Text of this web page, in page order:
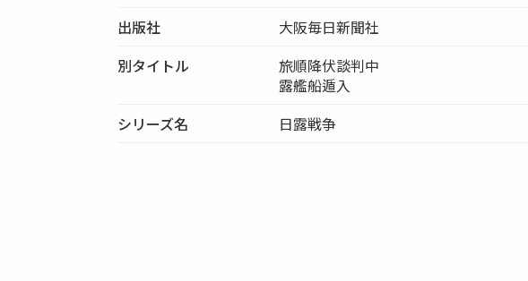
出版社
大阪毎日新聞社
別タイトル
旅順降伏談判中
露艦船遁入
シリーズ名
日露戦争